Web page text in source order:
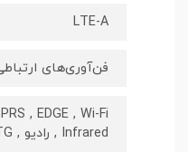
LTE-A
فن‌آوری‌های
Infrared , رادیو , OTG